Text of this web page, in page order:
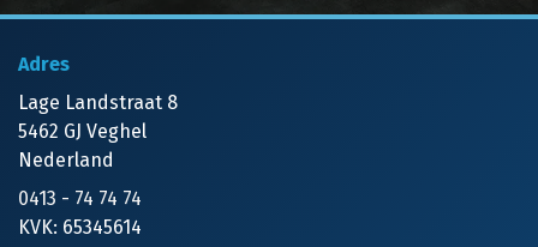
Adres
Lage Landstraat 8
5462 GJ Veghel
Nederland
0413 - 74 74 74
KVK: 65345614